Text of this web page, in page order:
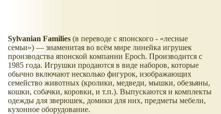
Sylvanian Families (в переводе с японского -
лесные
семьи ) — знаменитая во всём мире линейка игрушек
производства японской компании Epoch. Производится с
1985 года. Игрушки продаются в виде наборов, которые
обычно включают несколько фигурок, изображающих
семейство животных (кролики, медведи, мышки, обезьяны,
кошки, собачки, коровки, и т.п.). Выпускаются и комплекты
одежды для зверюшек, домики для них, предметы мебели,
кухонное оборудование.